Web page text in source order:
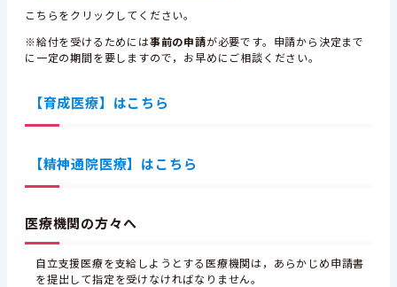
こちらをクリックしてください。
※給付を受けるためには事前の申請が必要です。申請から決定まで
に一定の期間を要しますので，お早めにご相談ください。
【育成医療】はこちら
【精神通院医療】はこちら
医療機関の方々へ
自立支援医療を支給しようとする医療機関は，あらかじめ申請書
を提出して指定を受けなければなりません。